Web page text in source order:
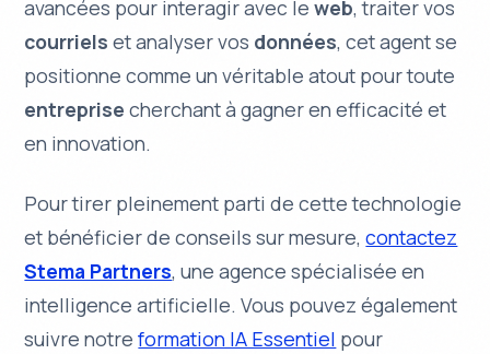
avancées pour interagir avec leweb, traiter vos
courriels et analyser vos données, cet agent se
positionne comme un véritable atout pour toute
entreprise cherchant à gagner enefficacité et
en innovation.
Pour tirer pleinement parti de cette technologie
et bénéficier de conseils sur mesure,contactez
Stema Partners, une agence spécialisée en
intelligence artificielle. Vous pouvez également
suivre notreformation IA Essentiel pour